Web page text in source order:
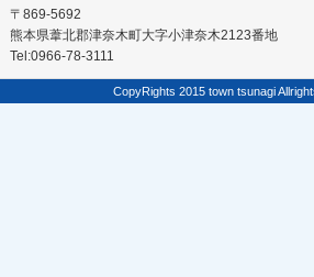
〒869-5692
熊本県葦北郡津奈木町大字小津奈木2123番地
Tel:0966-78-3111
CopyRights 2015 town tsunagi